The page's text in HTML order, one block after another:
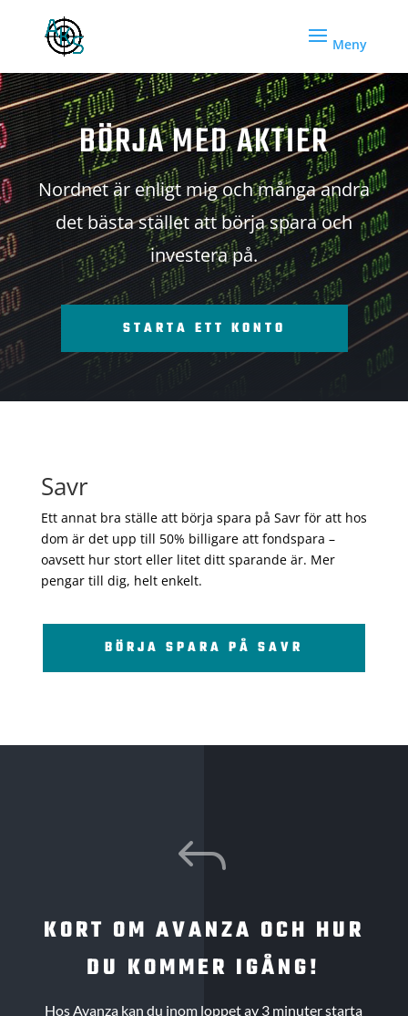
BÖRJA MED AKTIER
Nordnet är enligt mig och många andra
det bästa stället att börja spara och
investera på.
STARTA ETT KONTO
Savr
Ett annat bra ställe att börja spara på Savr för att hos
dom är det upp till 50% billigare att fondspara –
oavsett hur stort eller litet ditt sparande är. Mer
pengar till dig, helt enkelt.
BÖRJA SPARA PÅ SAVR
J
KORT OM AVANZA OCH HUR
DU KOMMER IGÅNG!
Hos Avanza kan du inom loppet av 3 minuter starta